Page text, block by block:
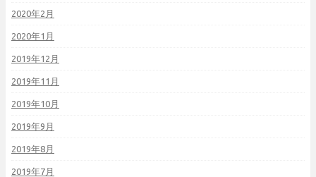
2020年2月
2020年1月
2019年12月
2019年11月
2019年10月
2019年9月
2019年8月
2019年7月